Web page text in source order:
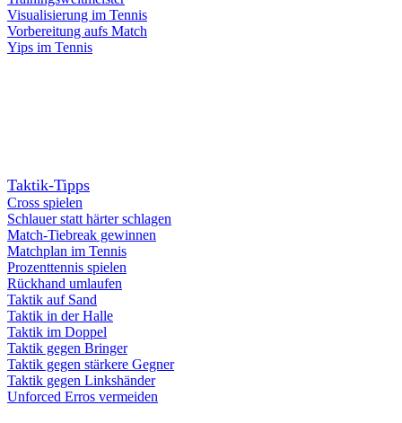
Visualisierung im Tennis
Vorbereitung aufs Match
Yips im Tennis
Taktik-Tipps
Cross spielen
Schlauer statt härter schlagen
Match-Tiebreak gewinnen
Matchplan im Tennis
Prozenttennis spielen
Rückhand umlaufen
Taktik auf Sand
Taktik in der Halle
Taktik im Doppel
Taktik gegen Bringer
Taktik gegen stärkere Gegner
Taktik gegen Linkshänder
Unforced Erros vermeiden